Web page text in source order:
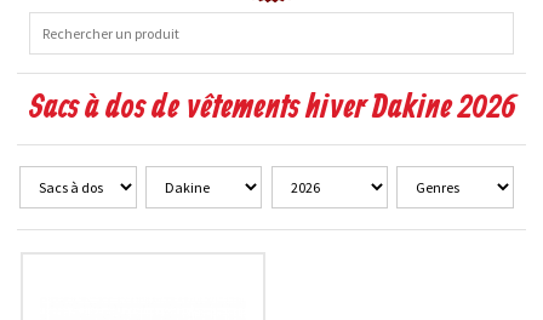
Sacs à dos de vêtements hiver Dakine 2026